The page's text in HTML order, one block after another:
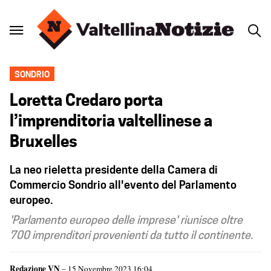
SONDRIO
Loretta Credaro porta
l’imprenditoria valtellinese a
Bruxelles
La neo rieletta presidente della Camera di
Commercio Sondrio all'evento del Parlamento
europeo.
'Parlamento europeo delle imprese' riunisce oltre
700 imprenditori provenienti da tutto il continente.